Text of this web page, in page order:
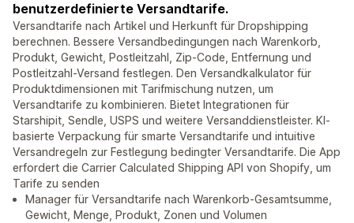
benutzerdefinierte Versandtarife.
Versandtarife nach Artikel und Herkunft für Dropshipping
berechnen. Bessere Versandbedingungen nach Warenkorb,
Produkt, Gewicht, Postleitzahl, Zip-Code, Entfernung und
Postleitzahl-Versand festlegen. Den Versandkalkulator für
Produktdimensionen mit Tarifmischung nutzen, um
Versandtarife zu kombinieren. Bietet Integrationen für
Starshipit, Sendle, USPS und weitere Versanddienstleister. KI-
basierte Verpackung für smarte Versandtarife und intuitive
Versandregeln zur Festlegung bedingter Versandtarife. Die App
erfordert die Carrier Calculated Shipping API von Shopify, um
Tarife zu senden
Manager für Versandtarife nach Warenkorb-Gesamtsumme,
Gewicht, Menge, Produkt, Zonen und Volumen